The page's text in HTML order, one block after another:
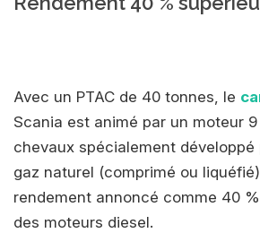
Avec un PTAC de 40 tonnes, le
Scania est animé par un moteur
chevaux spécialement développé
gaz naturel (comprimé ou
rendement annoncé comme 40
des moteurs diesel.